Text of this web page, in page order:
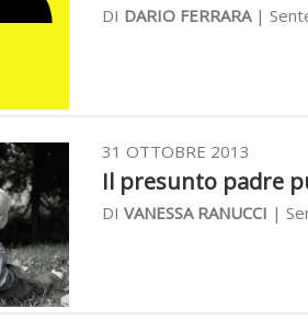
DI DARIO FERRARA|
31 OTTOBRE 2013
Il presunto padre
DI VANESSA RANUCCI |